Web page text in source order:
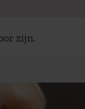
zijn.